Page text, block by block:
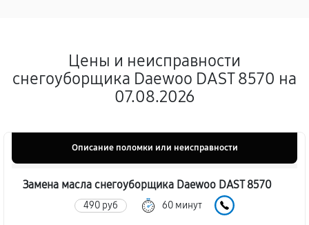
Цены и неисправности
снегоуборщика Daewoo DAST 8570 на
07.08.2026
Описание поломки или неисправности
Замена масла снегоуборщика Daewoo DAST 8570
490 руб 60 минут